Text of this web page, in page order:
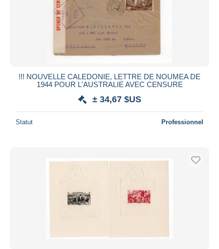
!!! NOUVELLE CALEDONIE, LETTRE DE NOUMEA DE
1944 POUR L'AUSTRALIE AVEC CENSURE
± 34,67 $US
Statut Professionnel